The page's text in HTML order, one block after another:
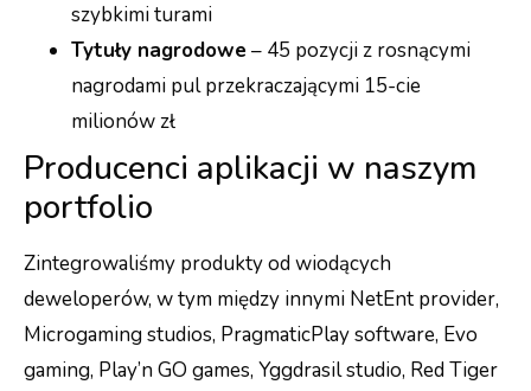
szybkimi turami
Tytuły nagrodowe – 45 pozycji z rosnącymi
nagrodami pul przekraczającymi 15-cie
milionów zł
Producenci aplikacji w naszym
portfolio
Zintegrowaliśmy produkty od wiodących
deweloperów, w tym między innymi NetEnt provider,
Microgaming studios, PragmaticPlay software, Evo
gaming, Play’n GO games, Yggdrasil studio, Red Tiger